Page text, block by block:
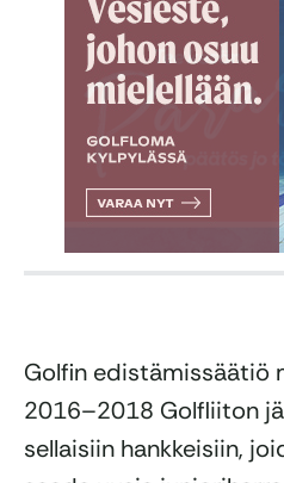
Golfin edistämissäätiö
2016–2018 Golfliiton
sellaisiin hankkeisiin,